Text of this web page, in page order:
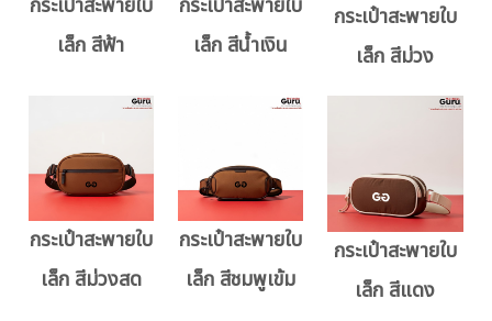
เล็ก สีฟ้า
เล็ก สีน้ำเงิน
กระเป๋าสะพายใบ
เล็ก สีม่วง
กระเป๋าสะพายใบ
เล็ก สีม่วงสด
กระเป๋าสะพายใบ
เล็ก สีชมพูเข้ม
กระเป๋าสะพายใบ
เล็ก สีแดง